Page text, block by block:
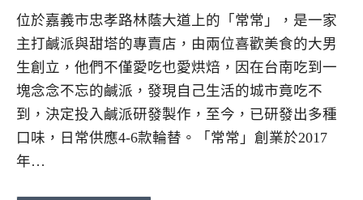
位於嘉義市忠孝路林蔭大道上的「常常」，是一家
主打鹹派與甜塔的專賣店，由兩位喜歡美食的大男
生創立，他們不僅愛吃也愛烘焙，因在台南吃到一
塊念念不忘的鹹派，發現自己生活的城市竟吃不
到，決定投入鹹派研發製作，至今，已研發出多種
口味，日常供應4-6款輪替。「常常」創業於2017
年…